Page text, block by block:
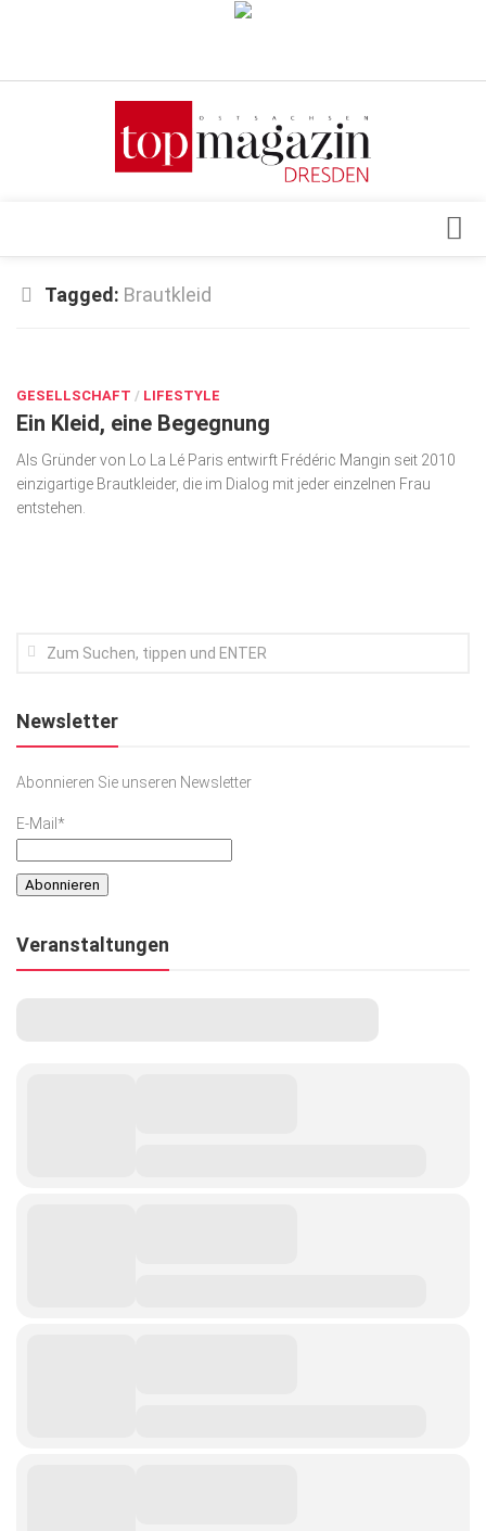
Verkaufsstellen
Top Gesundheitsforum Dresden / Ostsachsen
Geschäft
gesund & schön
Gesellschaft
Kunst & Kultur
SACHSEN IN PARIS
Tagged: Brautkleid
GESELLSCHAFT / LIFESTYLE
Ein Kleid, eine Begegnung
Als Gründer von Lo La Lé Paris entwirft Frédéric Mangin seit 2010
einzigartige Brautkleider, die im Dialog mit jeder einzelnen Frau
entstehen.
Newsletter
Abonnieren Sie unseren Newsletter
E-Mail*
Veranstaltungen